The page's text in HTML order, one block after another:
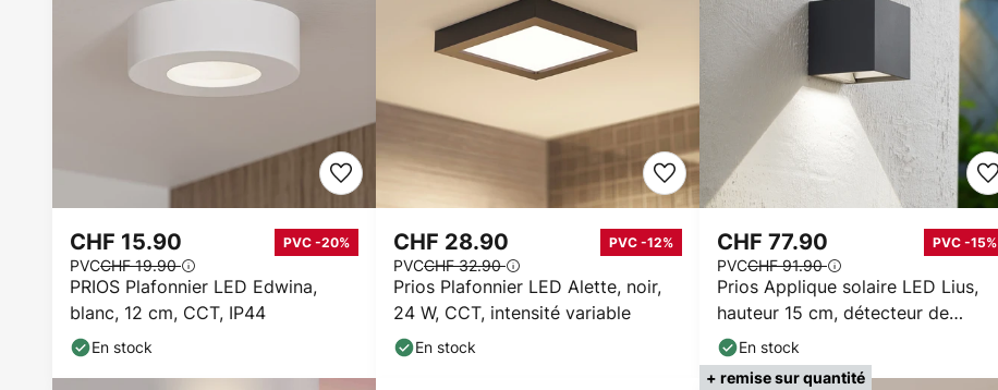
PRIOS Plafonnier LED Edwina,
blanc, 12 cm, CCT, IP44
CHF 15.90 PVC -20%
PVCCHF 19.90
En stock
Prios Plafonnier LED Alette, noir,
24 W, CCT, intensité variable
CHF 28.90 PVC -12%
PVCCHF 32.90
En stock
Prios Applique solaire LED Lius,
hauteur 15 cm, détecteur de
mouvement
CHF 77.90 PVC -15%
PVCCHF 91.90
En stock
+ remise sur quantité